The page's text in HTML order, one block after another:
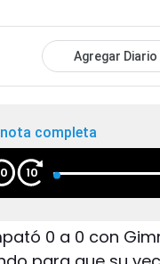
Agregar Diario
completa
10
0 a 0 con